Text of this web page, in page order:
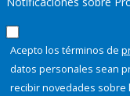
Acepto los términos de
datos personales sean
recibir novedades sobre